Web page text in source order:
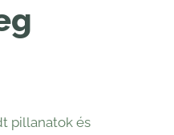
pillanatok és